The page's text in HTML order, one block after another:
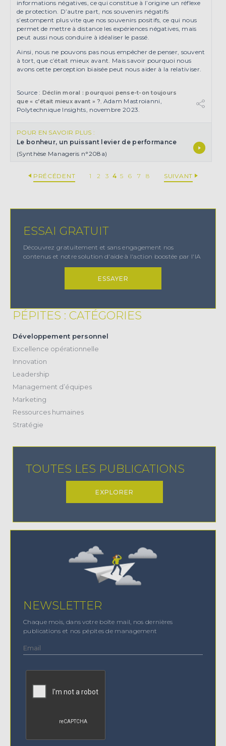
informations négatives, ce qui constitue à l’origine un réflexe
de protection. D’autre part, nos souvenirs négatifs
s’estompent plus vite que nos souvenirs positifs, ce qui nous
permet de mettre à distance les expériences négatives, mais
peut aussi nous conduire à idéaliser le passé.
Ainsi, nous ne pouvons pas nous empêcher de penser, souvent
à tort, que c’était mieux avant. Mais savoir pourquoi nous
avons cette perception biaisée peut nous aider à la relativiser.
Source : Déclin moral : pourquoi pense-t-on toujours
que « c’était mieux avant » ? Adam Mastroianni,
Polytechnique Insights, novembre 2023.
POUR EN SAVOIR PLUS :
Le bonheur, un puissant levier de performance
(Synthèse Manageris n°208a)
PRÉCÉDENT 1 2 3 4 5 6 7 8 SUIVANT
ESSAI GRATUIT
Découvrez gratuitement et sans engagement nos
contenus et notre solution d'aide à l'action boostée par l'IA
ESSAYER
PÉPITES : CATÉGORIES
Développement personnel
Excellence opérationnelle
Innovation
Leadership
Management d’équipes(28)
Marketing
Ressources humaines(24)
Stratégie
TOUTES LES PUBLICATIONS
EXPLORER
NEWSLETTER
Chaque mois, dans votre boîte mail, nos dernières
publications et nos pépites de management